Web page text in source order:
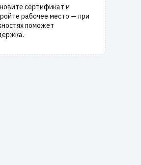
сертификат и
рабочее место — при
поможет